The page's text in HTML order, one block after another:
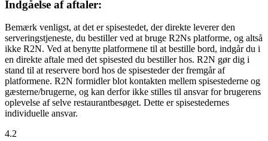
Indgåelse af aftaler:
Bemærk venligst, at det er spisestedet, der direkte leverer den
serveringstjeneste, du bestiller ved at bruge R2Ns platforme, og altså
ikke R2N. Ved at benytte platformene til at bestille bord, indgår du i
en direkte aftale med det spisested du bestiller hos. R2N gør dig i
stand til at reservere bord hos de spisesteder der fremgår af
platformene. R2N formidler blot kontakten mellem spisestederne og
gæsterne/brugerne, og kan derfor ikke stilles til ansvar for brugerens
oplevelse af selve restaurantbesøget. Dette er spisestedernes
individuelle ansvar.
4.2